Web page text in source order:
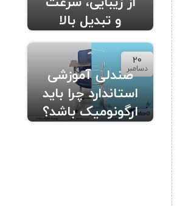
و تبدیل بالا
20
دسامبرصندلی آموزشی
استاندارد چرا باید
ارگونومیک باشد؟